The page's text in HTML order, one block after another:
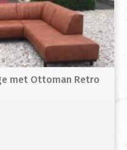
met Ottoman Retro